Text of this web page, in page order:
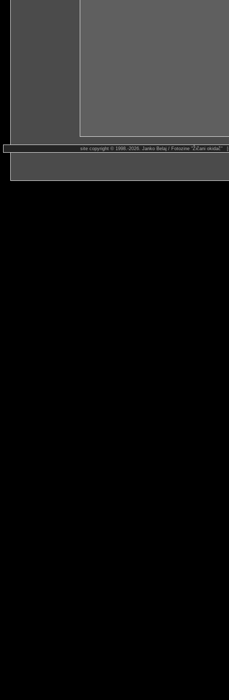
site copyright © 1998.-2026. Janko Belaj / Fotozine "Žičani okidač"